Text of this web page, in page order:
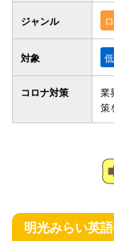
ジャンル
対象
コロナ対策
業
策
明光みらい英語